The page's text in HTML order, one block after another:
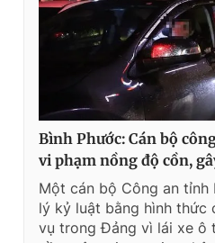
Bình Phước: Cán bộ
vi phạm nồng độ cồn,
Một cán bộ Công an tỉnh
lý kỷ luật bằng hình thức
vụ trong Đảng vì lái xe ô